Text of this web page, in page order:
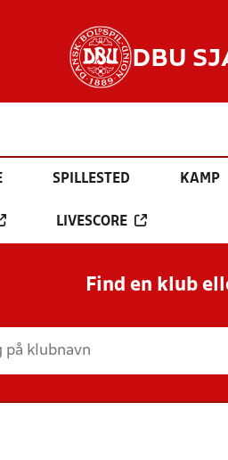
DBU
SPILLESTED KAMP
LIVESCORE
Find en klub